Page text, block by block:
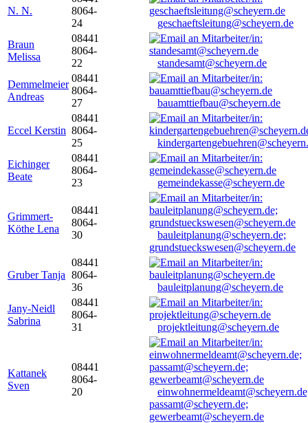
N. N.
8064-
24
geschaeftsleitung@scheyern.de
Braun
Melissa
08441
8064-
22
standesamt@scheyern.de
Demmelmeier
Andreas
08441
8064-
27
bauamttiefbau@scheyern.de
Eccel Kerstin
08441
8064-
25
Eichinger
Beate
08441
8064-
23
gemeindekasse@scheyern.de
Grimmert-
Köthe Lena
08441
8064-
30
bauleitplanung@scheyern.de;
grundstueckswesen@scheyern.de
Gruber Tanja
08441
8064-
36
bauleitplanung@scheyern.de
Jany-Neidl
Sabrina
08441
8064-
31
projektleitung@scheyern.de
Kattanek
Sven
08441
8064-
20
passamt@scheyern.de;
gewerbeamt@scheyern.de